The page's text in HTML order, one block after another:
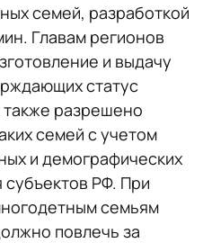
семей, разработкой
Главам регионов
и выдачу
статус
разрешено
семей с учетом
и демографических
РФ. При
семьям
повлечь за